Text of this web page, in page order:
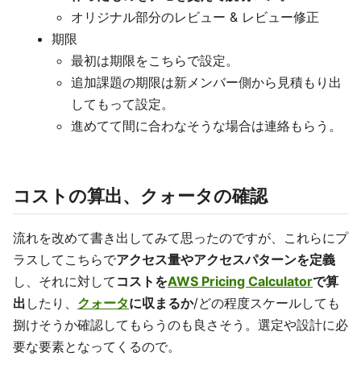
オリジナル部分のレビュー & レビュー修正
期限
最初は期限をこちらで設定。
追加課題の期限は新メンバー側から見積もり出
してもって設定。
進めてて間に合わなそうな場合は連絡もらう。
コストの算出、クォータの確認
流れを改めて書き出してみて思ったのですが、これらにプ
ラスしてこちらでアクセス量やアクセスパターンを定義
し、それに対して コストをAWS Pricing Calculatorで算
出 したり、 クォータに収まるか/どの程度スケールしても
捌けそうか確認してもらうのも良さそう。選定や設計に必
要な要素となってくるので。